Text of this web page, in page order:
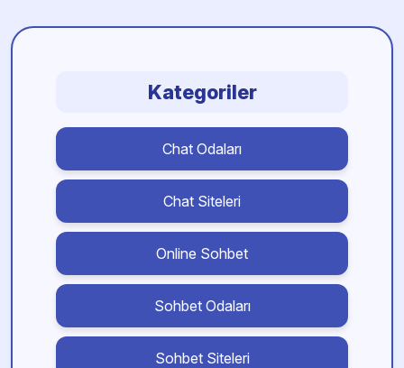
Kategoriler
Chat Odaları
Chat Siteleri
Online Sohbet
Sohbet Odaları
Sohbet Siteleri